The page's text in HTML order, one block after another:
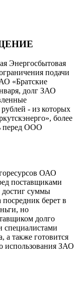
Энергосбытовая
подачи
«Братские
долг ЗАО
- из которых
более
перед ООО
ОАО
поставщиками
достиг суммы
берет в
но
долго
специалистами
а также готовится
использования ЗАО